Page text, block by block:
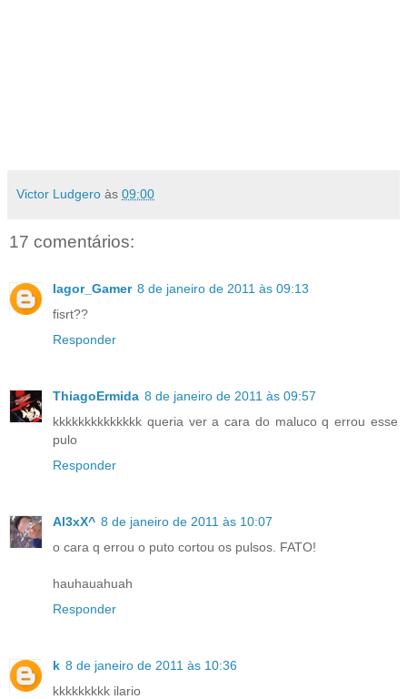
Victor Ludgero às 09:00
17 comentários:
Iagor_Gamer 8 de janeiro de 2011 às 09:13
fisrt??
Responder
ThiagoErmida 8 de janeiro de 2011 às 09:57
kkkkkkkkkkkkkk queria ver a cara do maluco q errou esse
pulo
Responder
Al3xX^ 8 de janeiro de 2011 às 10:07
o cara q errou o puto cortou os pulsos. FATO!
hauhauahuah
Responder
k 8 de janeiro de 2011 às 10:36
kkkkkkkkk ilario